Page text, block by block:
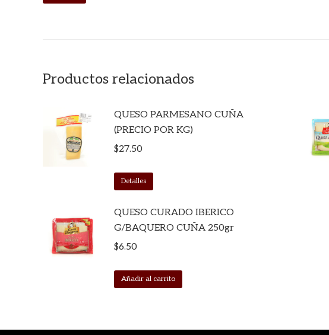
Productos relacionados
QUESO PARMESANO CUÑA
(PRECIO POR KG)
$27.50
Detalles
QUESO CURADO IBERICO
G/BAQUERO CUÑA 250gr
$6.50
Añadir al carrito